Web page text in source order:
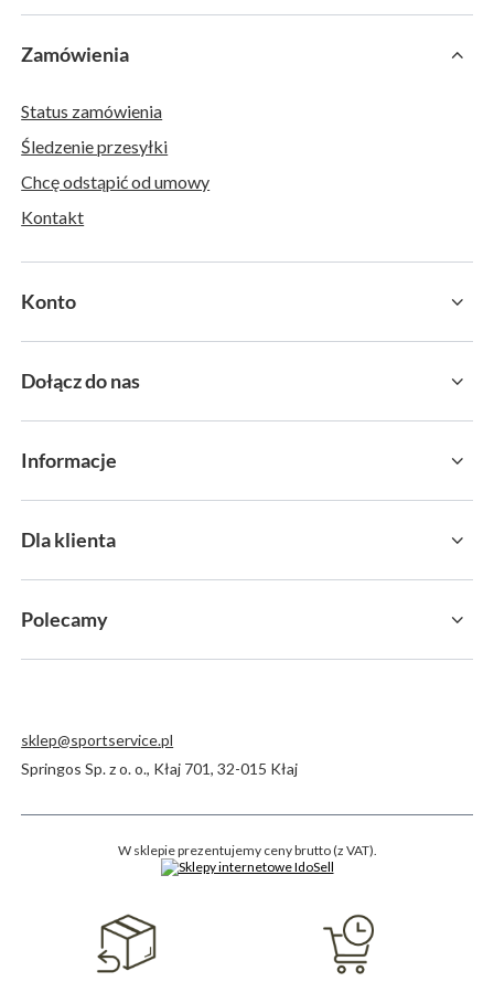
Zamówienia
Status zamówienia
Śledzenie przesyłki
Chcę odstąpić od umowy
Kontakt
Konto
Dołącz do nas
Informacje
Dla klienta
Polecamy
sklep@sportservice.pl
Springos Sp. z o. o., Kłaj 701,32-015 Kłaj
W sklepie prezentujemy ceny brutto (z VAT).